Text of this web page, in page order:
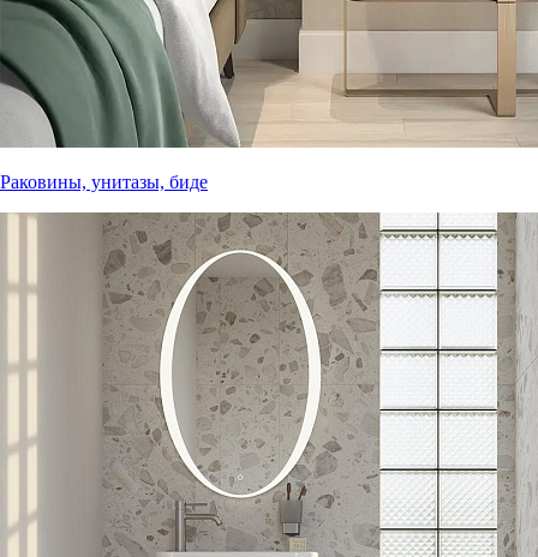
Раковины, унитазы, биде